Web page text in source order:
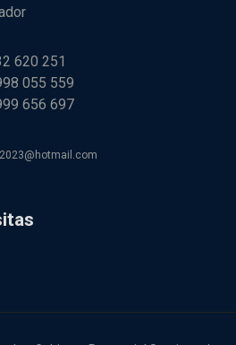
620 251
055 559
656 697